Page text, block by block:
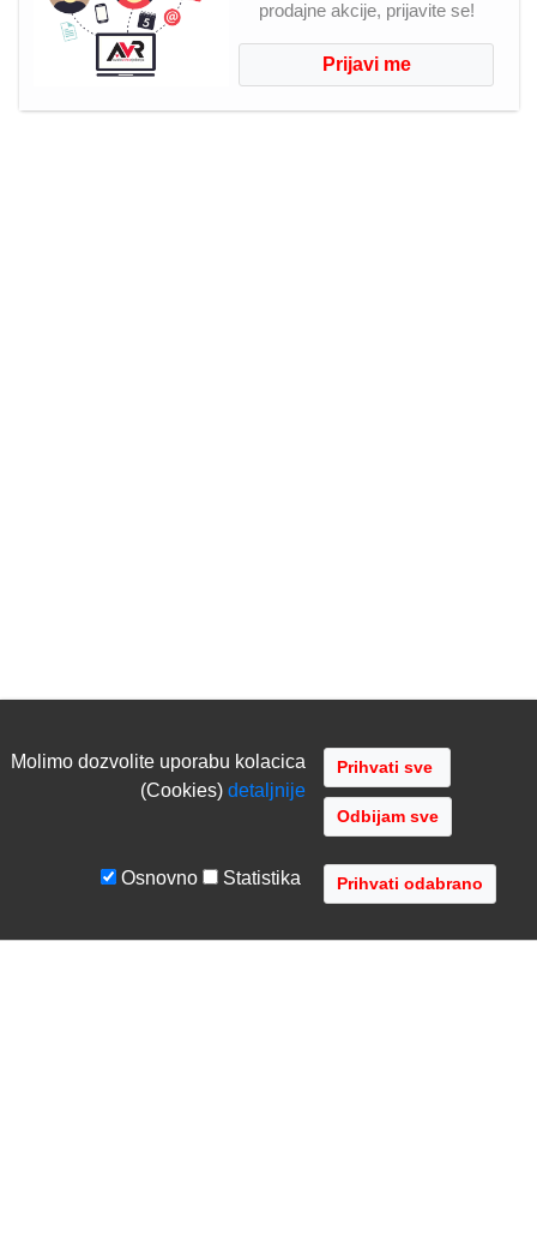
prodajne akcije, prijavite se!
Prijavi me
Molimo dozvolite uporabu kolacica
(Cookies)detaljnije
Odbijam sve
Osnovno Statistika